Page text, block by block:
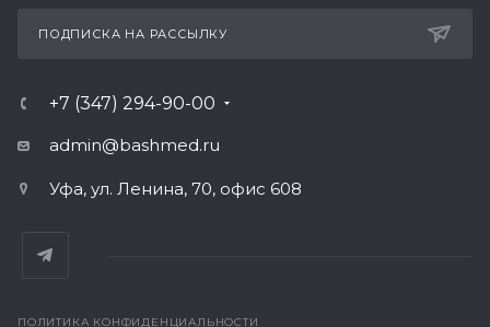
ПОДПИСКА НА РАССЫЛКУ
+7 (347) 294-90-00
admin@bashmed.ru
Уфа, ул. Ленина, 70, офис 608
ПОЛИТИКА КОНФИДЕНЦИАЛЬНОСТИ